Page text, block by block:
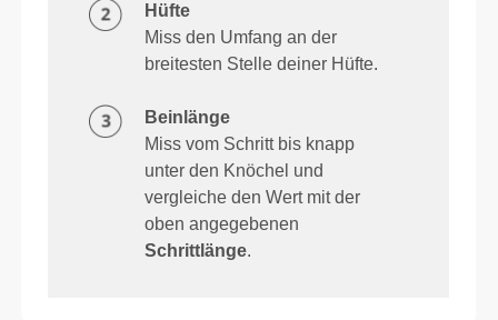
Hüfte
Miss den Umfang an der
breitesten Stelle deiner Hüfte.
Beinlänge
Miss vom Schritt bis knapp
unter den Knöchel und
vergleiche den Wert mit der
oben angegebenen
Schrittlänge.